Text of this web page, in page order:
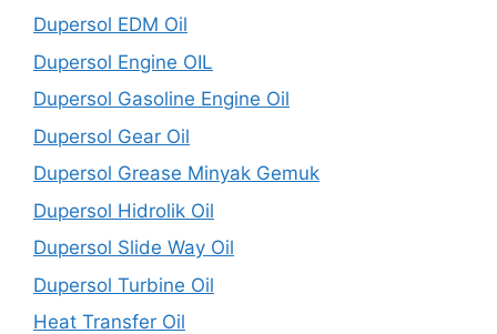
Dupersol EDM Oil
Dupersol Engine OIL
Dupersol Gasoline Engine Oil
Dupersol Gear Oil
Dupersol Grease Minyak Gemuk
Dupersol Hidrolik Oil
Dupersol Slide Way Oil
Dupersol Turbine Oil
Heat Transfer Oil